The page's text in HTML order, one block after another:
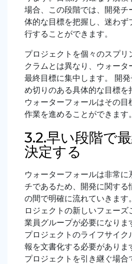
場合、この段階では、開発チ
体的な目標を把握し、迷わず
行することができます。
プロジェクトを個々のスプリ
クラムとは異なり、ウォータ
最終目標に集中します。 開
め切りのある具体的な目標を
ウォーターフォールはその目
作業を進めることができます。
3.2.早い段階で
決定する
ウォーターフォールは非常に
チであるため、開発に関する
の間で明確に流れていきます
ロジェクトの新しいフェーズ
業員グループが必要になりま
プロジェクトのライフサイク
報を文書化する必要がありま
プロジェクトを引き継ぐ場合